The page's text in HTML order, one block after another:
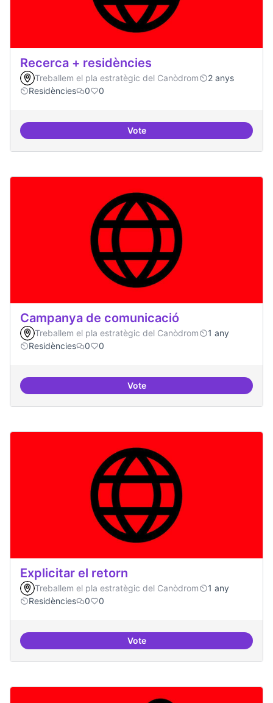
Recerca + residències
Treballem el pla estratègic del Canòdrom
2 anys
Residències
0 0
VoteRecerca + residències
Campanya de comunicació
Treballem el pla estratègic del Canòdrom
1 any
Residències
0 0
VoteCampanya de comunicació
Explicitar el retorn
Treballem el pla estratègic del Canòdrom
1 any
Residències
0 0
VoteExplicitar el retorn